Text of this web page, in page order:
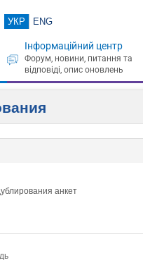
УКР ENG
Інформаційний центр
анкет